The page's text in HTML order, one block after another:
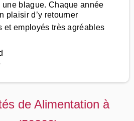
blague. Chaque année
plaisir d’y retourner
et employés très agréables
de Alimentation à